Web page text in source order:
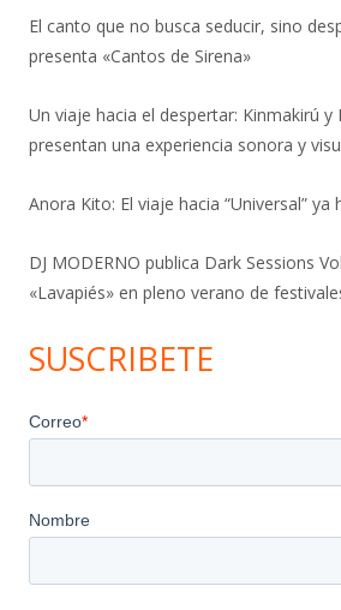
El canto que no busca seducir, sino
presenta «Cantos de Sirena»
Un viaje hacia el despertar: Kinmakirú y
presentan una experiencia sonora y
Anora Kito: El viaje hacia “Universal” ya
DJ MODERNO publica Dark Sessions
«Lavapiés» en pleno verano de
SUSCRIBETE